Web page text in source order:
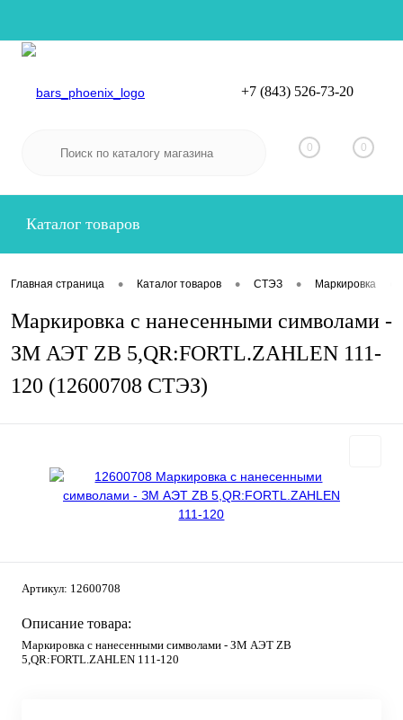
Вход
+7 (843) 526-73-20
0 0
Каталог товаров
Главная страница • Каталог товаров • СТЭЗ • Маркировка
Маркировка с нанесенными символами -
ЗМ АЭТ ZB 5,QR:FORTL.ZAHLEN 111-
120 (12600708 СТЭЗ)
Артикул: 12600708
Описание товара:
Маркировка с нанесенными символами - ЗМ АЭТ ZB
5,QR:FORTL.ZAHLEN 111-120